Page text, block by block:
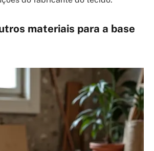
materiais para a base